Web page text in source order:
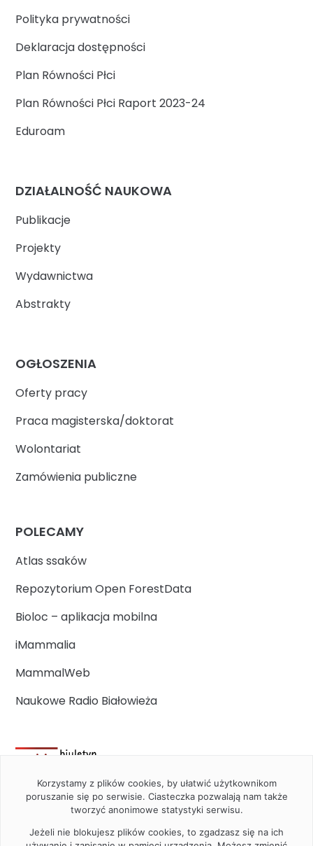
Polityka prywatności
Deklaracja dostępności
Plan Równości Płci
Plan Równości Płci Raport 2023-24
Eduroam
DZIAŁALNOŚĆ NAUKOWA
Publikacje
Projekty
Wydawnictwa
Abstrakty
OGŁOSZENIA
Oferty pracy
Praca magisterska/doktorat
Wolontariat
Zamówienia publiczne
POLECAMY
Atlas ssaków
Repozytorium Open ForestData
Bioloc – aplikacja mobilna
iMammalia
MammalWeb
Naukowe Radio Białowieża
Korzystamy z plików cookies, by ułatwić użytkownikom
poruszanie się po serwisie. Ciasteczka pozwalają nam także
tworzyć anonimowe statystyki serwisu.
Jeżeli nie blokujesz plików cookies, to zgadzasz się na ich